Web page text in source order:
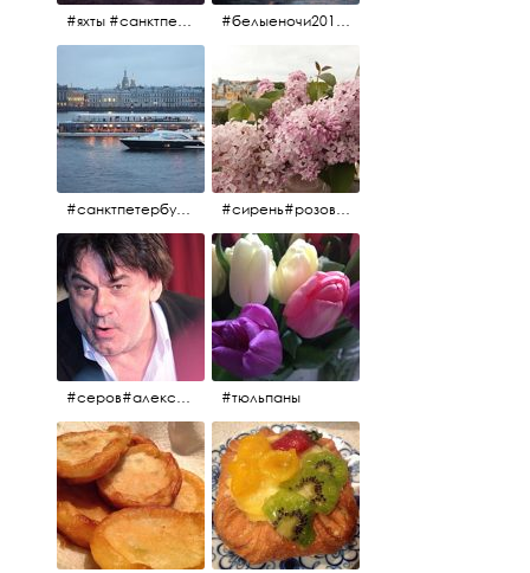
#яхты #санктпетербург #нева #белыеночи2012 #алыепаруса #алыепаруса2012#парусник#салют#фейерверк #белыеночи2012 #белыеночи #2012 #нева #санктпетербург #яхты
#санктпетербург #нева#яхты#2012 #белыеночи#белыеночи2012 #сирень#розоваясирень#натюрморт#натюрмортсцветами#2012#весна2012
#серов#александрсеров#певец#народныйартист#эстрадныйпевец#композитор#тыменялюбишь#мадонна#ялюблютебядослёз #тюльпаны